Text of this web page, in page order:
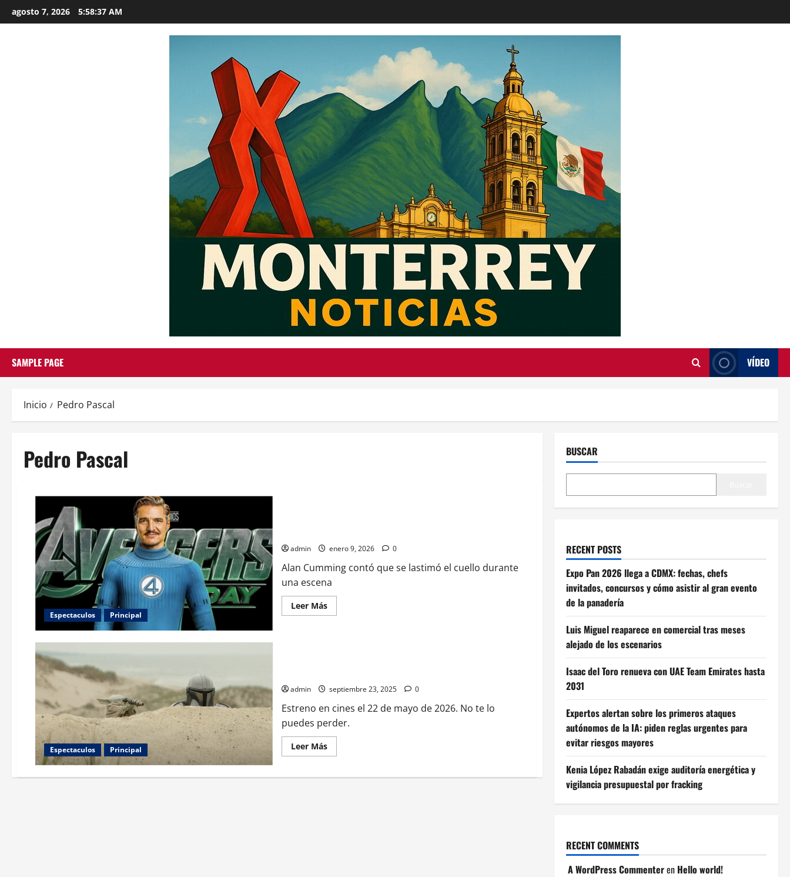
al
agosto 7, 2026 5:58:38 AM
SAMPLE PAGE VÍDEO
Inicio Pedro Pascal
Pedro Pascal
Espectaculos Principal
admin enero 9, 2026 0
Alan Cumming contó que se lastimó el cuello durante
una escena
Leer MásLeer
más
set
de
Avengers:
Doomsday:
esto
se
sabe
Espectaculos Principal
admin septiembre 23, 2025 0
Estreno en cines el 22 de mayo de 2026. No te lo
puedes perder.
Leer MásLeer
más
¡Por
BUSCAR
RECENT POSTS
Expo Pan 2026 llega a CDMX: fechas, chefs
invitados, concursos y cómo asistir al gran evento
de la panadería
Luis Miguel reaparece en comercial tras meses
alejado de los escenarios
Isaac del Toro renueva con UAE Team Emirates hasta
2031
Expertos alertan sobre los primeros ataques
autónomos de la IA: piden reglas urgentes para
evitar riesgos mayores
Kenia López Rabadán exige auditoría energética y
vigilancia presupuestal por fracking
RECENT COMMENTS
A WordPress Commenteren Hello world!